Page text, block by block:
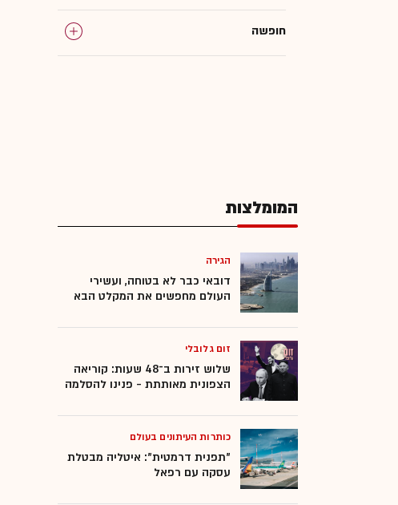
חופשה
המומלצות
הגירה
דובאי כבר לא בטוחה, ועשירי
העולם מחפשים את המקלט הבא
זום גלובלי
שלוש זירות ב־48 שעות: קוריאה
הצפונית מאותתת - פנינו להסלמה
כותרות העיתונים בעולם
"תפנית דרמטית": איטליה מבטלת
עסקה עם רפאל